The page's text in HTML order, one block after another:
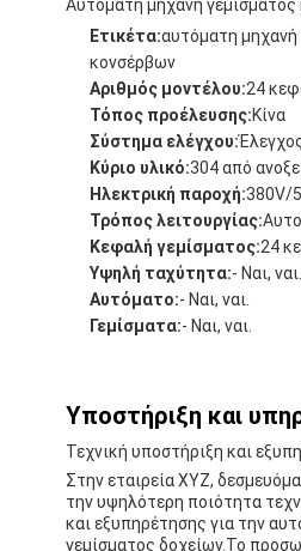
Μηχανές κατασκευής
Μηχανή κονσερβοποίησης με
Αυτόματη μηχανή
Ετικέτα:αυτόματη
κονσέρβων
Αριθμός μοντέλου:24
Τόπος προέλευσης:Κίνα
Σύστημα ελέγχου:
Κύριο υλικό:304 από
Ηλεκτρική παροχή:380V/
Τρόπος λειτουργίας:
Κεφαλή γεμίσματος:24
Υψηλή ταχύτητα:- Ναι, ναι.
Αυτόματο:- Ναι, ναι.
Γεμίσματα:- Ναι, ναι.
Υποστήριξη και
Τεχνική υποστήριξη και
Στην εταιρεία XYZ,
την υψηλότερη ποιότητα
και εξυπηρέτησης για την
γεμίσματος δοχείων.Το